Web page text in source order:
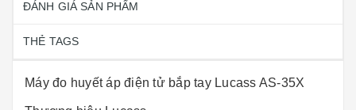
ĐÁNH GIÁ SẢN PHẨM
THẺ TAGS
Máy đo huyết áp điện tử bắp tay Lucass AS-35X